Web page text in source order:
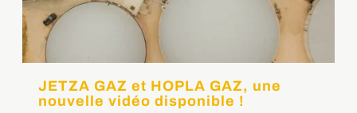
JETZA GAZ et HOPLA GAZ, une
nouvelle vidéo disponible !